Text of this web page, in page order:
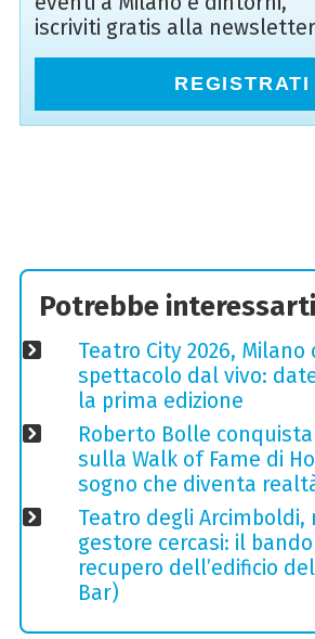
iscriviti gratis alla newsletter
REGISTRATI
Potrebbe
Teatro City 2026,
spettacolo dal vivo:
la prima edizione
Roberto Bolle
sulla Walk of Fame di
sogno che diventa
Teatro degli Arcimboldi,
gestore cercasi: il
recupero dell’edificio
Bar)